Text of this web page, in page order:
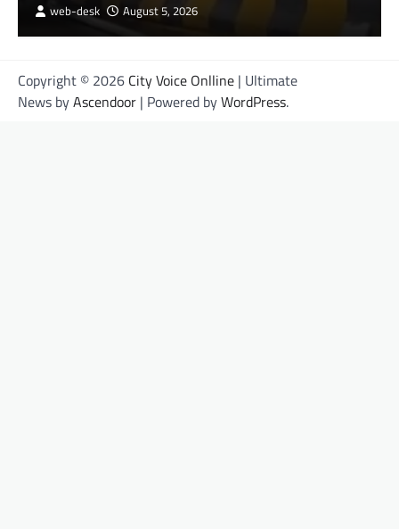
web-desk August 5, 2026
Copyright © 2026 City Voice Onlline | Ultimate
News byAscendoor | Powered byWordPress.